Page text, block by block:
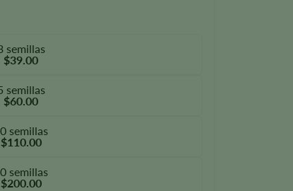
semillas
$39.00
semillas
$60.00
semillas
$110.00
semillas
$200.00